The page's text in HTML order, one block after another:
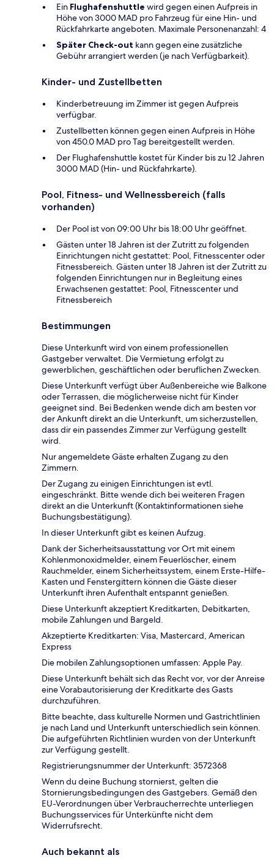
Ein Flughafenshuttle wird gegen einen Aufpreis in
Höhe von 3000 MAD pro Fahrzeug für eine Hin- und
Rückfahrkarte angeboten. Maximale Personenanzahl: 4
Später Check-out kann gegen eine zusätzliche
Gebühr arrangiert werden (je nach Verfügbarkeit).
Kinder- und Zustellbetten
Kinderbetreuung im Zimmer ist gegen Aufpreis
verfügbar.
Zustellbetten können gegen einen Aufpreis in Höhe
von 450.0 MAD pro Tag bereitgestellt werden.
Der Flughafenshuttle kostet für Kinder bis zu 12 Jahren
3000 MAD (Hin- und Rückfahrkarte).
Pool, Fitness- und Wellnessbereich (falls
vorhanden)
Der Pool ist von 09:00 Uhr bis 18:00 Uhr geöffnet.
Gästen unter 18 Jahren ist der Zutritt zu folgenden
Einrichtungen nicht gestattet: Pool, Fitnesscenter oder
Fitnessbereich. Gästen unter 18 Jahren ist der Zutritt zu
folgenden Einrichtungen nur in Begleitung eines
Erwachsenen gestattet: Pool, Fitnesscenter und
Fitnessbereich
Bestimmungen
Diese Unterkunft wird von einem professionellen
Gastgeber verwaltet. Die Vermietung erfolgt zu
gewerblichen, geschäftlichen oder beruflichen Zwecken.
Diese Unterkunft verfügt über Außenbereiche wie Balkone
oder Terrassen, die möglicherweise nicht für Kinder
geeignet sind. Bei Bedenken wende dich am besten vor
der Ankunft direkt an die Unterkunft, um sicherzustellen,
dass dir ein passendes Zimmer zur Verfügung gestellt
wird.
Nur angemeldete Gäste erhalten Zugang zu den
Zimmern.
Der Zugang zu einigen Einrichtungen ist evtl.
eingeschränkt. Bitte wende dich bei weiteren Fragen
direkt an die Unterkunft (Kontaktinformationen siehe
Buchungsbestätigung).
In dieser Unterkunft gibt es keinen Aufzug.
Dank der Sicherheitsausstattung vor Ort mit einem
Kohlenmonoxidmelder, einem Feuerlöscher, einem
Rauchmelder, einem Sicherheitssystem, einem Erste-Hilfe-
Kasten und Fenstergittern können die Gäste dieser
Unterkunft ihren Aufenthalt entspannt genießen.
Diese Unterkunft akzeptiert Kreditkarten, Debitkarten,
mobile Zahlungen und Bargeld.
Akzeptierte Kreditkarten: Visa, Mastercard, American
Express
Die mobilen Zahlungsoptionen umfassen: Apple Pay.
Diese Unterkunft behält sich das Recht vor, vor der Anreise
eine Vorabautorisierung der Kreditkarte des Gasts
durchzuführen.
Bitte beachte, dass kulturelle Normen und Gastrichtlinien
je nach Land und Unterkunft unterschiedlich sein können.
Die aufgeführten Richtlinien wurden von der Unterkunft
zur Verfügung gestellt.
Registrierungsnummer der Unterkunft: 3572368
Wenn du deine Buchung stornierst, gelten die
Stornierungsbedingungen des Gastgebers. Gemäß den
EU-Verordnungen über Verbraucherrechte unterliegen
Buchungsservices für Unterkünfte nicht dem
Widerrufsrecht.
Auch bekannt als